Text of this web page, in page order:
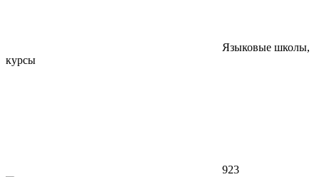
Языковые школы,
курсы
923